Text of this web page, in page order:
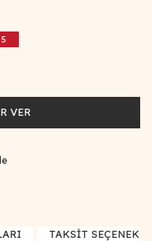
VER
TAKSİT